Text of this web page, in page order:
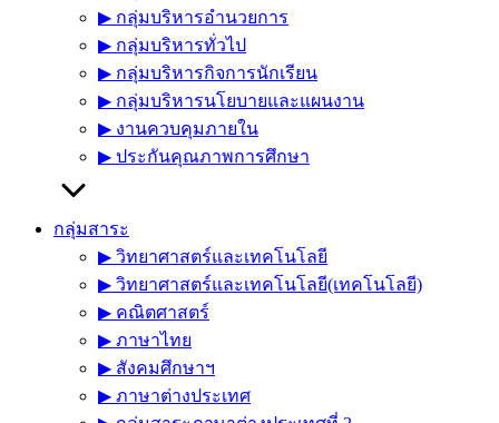
▶︎ กลุ่มบริหารอำนวยการ
▶︎ กลุ่มบริหารทั่วไป
▶︎ กลุ่มบริหารกิจการนักเรียน
▶︎ กลุ่มบริหารนโยบายและแผนงาน
▶︎ งานควบคุมภายใน
▶︎ ประกันคุณภาพการศึกษา
กลุ่มสาระ
▶︎ วิทยาศาสตร์และเทคโนโลยี
▶︎ วิทยาศาสตร์และเทคโนโลยี(เทคโนโลยี)
▶︎ คณิตศาสตร์
▶︎ ภาษาไทย
▶︎ สังคมศึกษาฯ
▶︎ ภาษาต่างประเทศ